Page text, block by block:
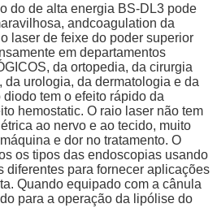
do de alta energia BS-DL3 pode
andcoagulation da
laser de feixe do poder superior
em departamentos
da ortopedia, da cirurgia
urologia, da dermatologia e da
tem o efeito rápido da
hemostatic. O raio laser não tem
ao nervo e ao tecido, muito
e dor no tratamento. O
os tipos das endoscopias usando
diferentes para fornecer aplicações
Quando equipado com a cânula
para a operação da lipólise do